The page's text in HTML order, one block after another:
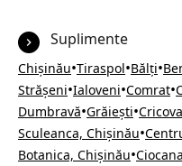
Suplimente
Chișinău•Tiraspol•Bălți•
Strășeni•Ialoveni•Comrat•
Dumbravă•Grăiești•Cricova
Sculeanca, Chișinău•
Botanica, Chișinău•